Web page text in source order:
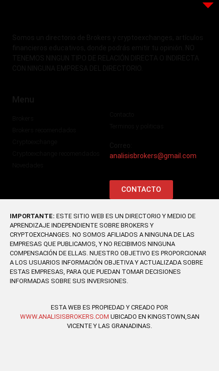
analisisbrokers@gmail.com
CONTACTO
IMPORTANTE: ESTE SITIO WEB ES UN DIRECTORIO Y MEDIO DE
APRENDIZAJE INDEPENDIENTE SOBRE BROKERS Y
CRYPTOEXCHANGES. NO SOMOS AFILIADOS A NINGUNA DE LAS
EMPRESAS QUE PUBLICAMOS, Y NO RECIBIMOS NINGUNA
COMPENSACIÓN DE ELLAS. NUESTRO OBJETIVO ES PROPORCIONAR
A LOS USUARIOS INFORMACIÓN OBJETIVA Y ACTUALIZADA SOBRE
ESTAS EMPRESAS, PARA QUE PUEDAN TOMAR DECISIONES
INFORMADAS SOBRE SUS INVERSIONES.
ESTA WEB ES PROPIEDAD Y CREADO POR
WWW.ANALISISBROKERS.COM UBICADO EN KINGSTOWN,SAN
VICENTE Y LAS GRANADINAS.